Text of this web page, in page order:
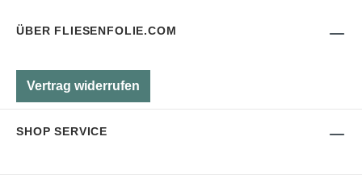
ÜBER FLIESENFOLIE.COM
Vertrag widerrufen
SHOP SERVICE